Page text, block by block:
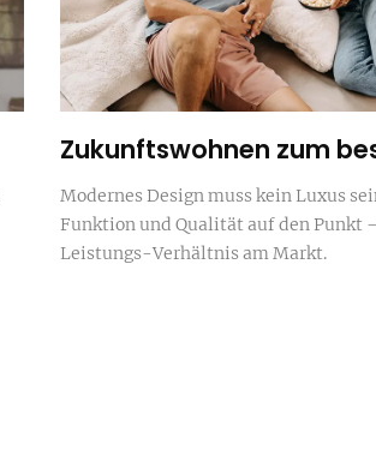
Zukunftswohnen zum
Modernes Design muss kein Luxus
Funktion und Qualität auf den Punkt
Leistungs-Verhältnis am Markt.